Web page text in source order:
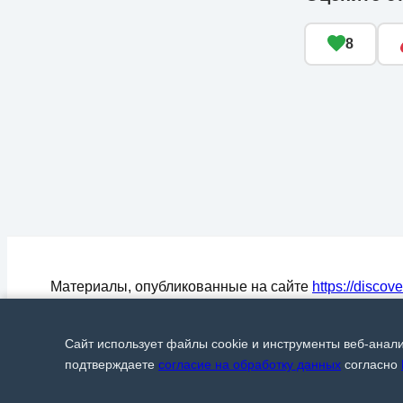
8
Материалы, опубликованные на сайте https://
Discover24.ruобязательна.© Discover24, 2015-
Сайт использует файлы cookie и инструменты веб-
подтверждаете согласие на обработку данных согласно